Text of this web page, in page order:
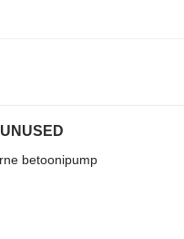
betoonipump